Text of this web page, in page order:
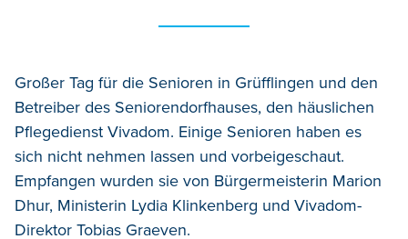
Großer Tag für die Senioren in Grüfflingen und den
Betreiber des Seniorendorfhauses, den häuslichen
Pflegedienst Vivadom. Einige Senioren haben es
sich nicht nehmen lassen und vorbeigeschaut.
Empfangen wurden sie von Bürgermeisterin Marion
Dhur, Ministerin Lydia Klinkenberg und Vivadom-
Direktor Tobias Graeven.